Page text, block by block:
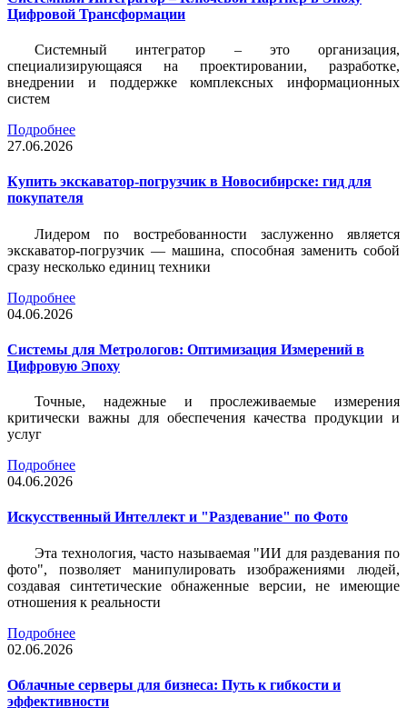
Цифровой Трансформации
Системный интегратор – это организация,
специализирующаяся на проектировании, разработке,
внедрении и поддержке комплексных информационных
систем
Подробнее
27.06.2026
Купить экскаватор-погрузчик в Новосибирске: гид для
покупателя
Лидером по востребованности заслуженно является
экскаватор-погрузчик — машина, способная заменить собой
сразу несколько единиц техники
Подробнее
04.06.2026
Системы для Метрологов: Оптимизация Измерений в
Цифровую Эпоху
Точные, надежные и прослеживаемые измерения
критически важны для обеспечения качества продукции и
услуг
Подробнее
04.06.2026
Искусственный Интеллект и "Раздевание" по Фото
Эта технология, часто называемая "ИИ для раздевания по
фото", позволяет манипулировать изображениями людей,
создавая синтетические обнаженные версии, не имеющие
отношения к реальности
Подробнее
02.06.2026
Облачные серверы для бизнеса: Путь к гибкости и
эффективности